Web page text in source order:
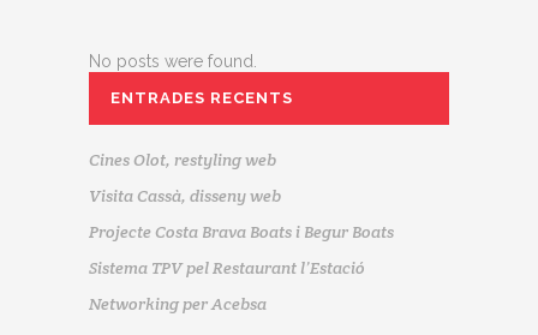
No posts were found.
ENTRADES RECENTS
Cines Olot, restyling web
Visita Cassà, disseny web
Projecte Costa Brava Boats i Begur Boats
Sistema TPV pel Restaurant l’Estació
Networking per Acebsa